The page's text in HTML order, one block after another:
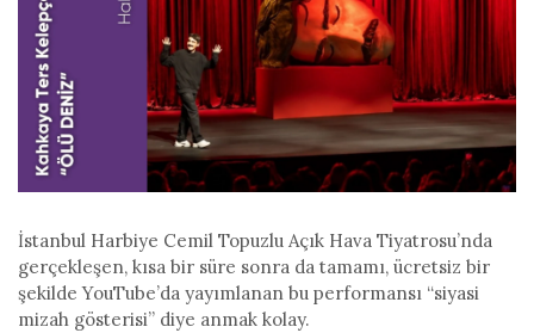
İstanbul Harbiye Cemil Topuzlu Açık Hava Tiyatrosu’nda
gerçekleşen, kısa bir süre sonra da tamamı, ücretsiz bir
şekilde YouTube’da yayımlanan bu performansı “siyasi
mizah gösterisi” diye anmak kolay.